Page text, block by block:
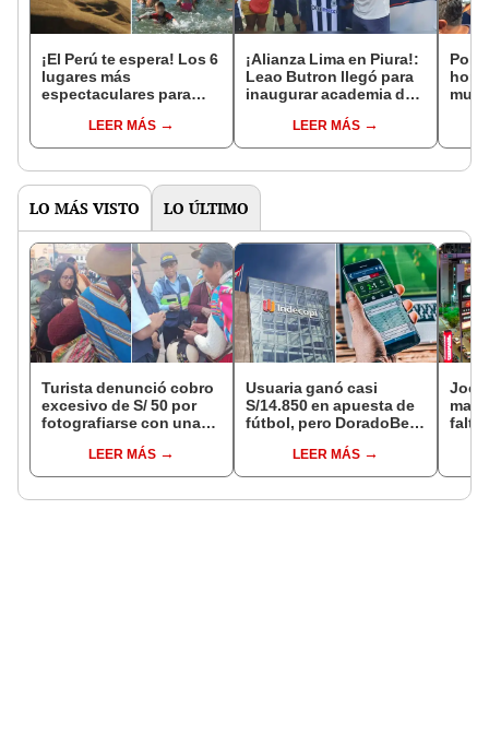
¡El Perú te espera! Los 6
lugares más
espectaculares para
este 2024LEER MÁS
¡Alianza Lima en Piura!:
Leao Butron llegó para
inaugurar academia del
LEER MÁS
LO MÁS VISTO LO ÚLTIMO
Turista denunció cobro
excesivo de S/ 50 por
fotografiarse con una
Serenazgo recuperó el
dinero
LEER MÁS
Usuaria ganó casi
S/14.850 en apuesta de
fútbol, pero DoradoBet
Indecopi multó a la
empresa con más de S/
LEER MÁS
falta